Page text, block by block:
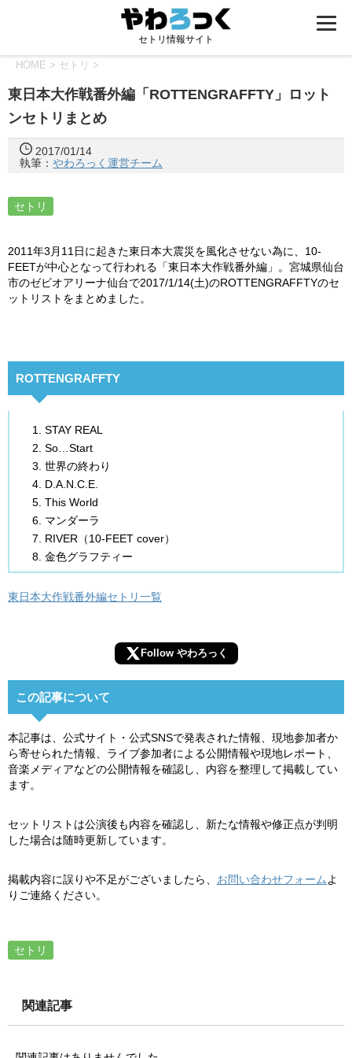
セトリ情報サイト
HOME > セトリ >
東日本大作戦番外編「ROTTENGRAFFTY」ロット
ンセトリまとめ
2017/01/14
執筆： やわろっく運営チーム
セトリ
2011年3月11日に起きた東日本大震災を風化させない為に、10-
FEETが中心となって行われる「東日本大作戦番外編」。宮城県仙台
市のゼビオアリーナ仙台で2017/1/14(土)のROTTENGRAFFTYのセ
ットリストをまとめました。
ROTTENGRAFFTY
STAY REAL
So…Start
世界の終わり
D.A.N.C.E.
This World
マンダーラ
RIVER（10-FEET cover）
金色グラフティー
東日本大作戦番外編セトリ一覧
Follow やわろっく
この記事について
本記事は、公式サイト・公式SNSで発表された情報、現地参加者か
ら寄せられた情報、ライブ参加者による公開情報や現地レポート、
音楽メディアなどの公開情報を確認し、内容を整理して掲載してい
ます。
セットリストは公演後も内容を確認し、新たな情報や修正点が判明
した場合は随時更新しています。
掲載内容に誤りや不足がございましたら、 お問い合わせフォーム よ
りご連絡ください。
セトリ
関連記事